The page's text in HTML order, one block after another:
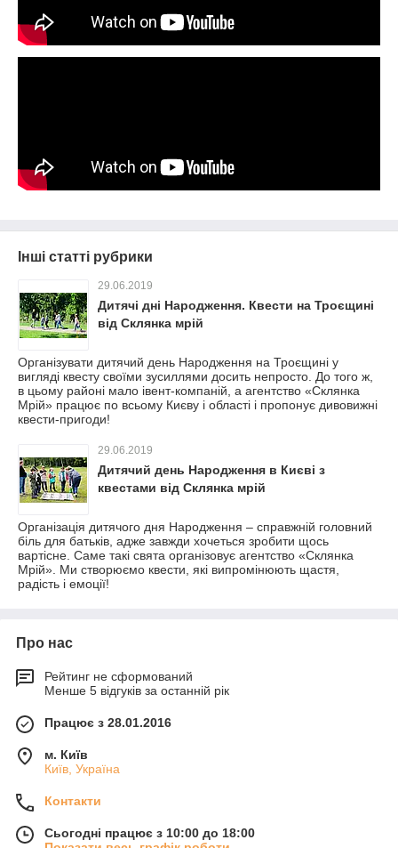
Інші статті рубрики
29.06.2019
Дитячі дні Народження. Квести на Троєщині
від Склянка мрій
Організувати дитячий день Народження на Троєщині у
вигляді квесту своїми зусиллями досить непросто. До того ж,
в цьому районі мало івент-компаній, а агентство «Склянка
Мрій» працює по всьому Києву і області і пропонує дивовижні
квести-пригоди!
29.06.2019
Дитячий день Народження в Києві з
квестами від Склянка мрій
Організація дитячого дня Народження – справжній головний
біль для батьків, адже завжди хочеться зробити щось
вартісне. Саме такі свята організовує агентство «Склянка
Мрій». Ми створюємо квести, які випромінюють щастя,
радість і емоції!
Про нас
Рейтинг не сформований
Менше 5 відгуків за останній рік
Працює з 28.01.2016
м. Київ
Київ, Україна
Контакти
Сьогодні працює з 10:00 до 18:00